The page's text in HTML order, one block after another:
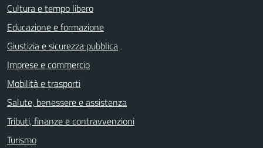
Cultura e tempo libero
Educazione e formazione
Giustizia e sicurezza pubblica
Imprese e commercio
Mobilità e trasporti
Salute, benessere e assistenza
Tributi, finanze e contravvenzioni
Turismo